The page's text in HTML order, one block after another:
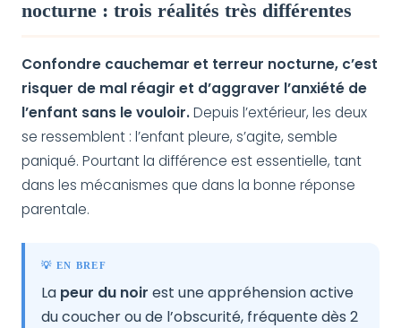
nocturne : trois réalités très différentes
Confondre cauchemar et terreur nocturne, c’est
risquer de mal réagir et d’aggraver l’anxiété de
l’enfant sans le vouloir.Depuis l’extérieur, les deux
se ressemblent : l’enfant pleure, s’agite, semble
paniqué. Pourtant la différence est essentielle, tant
dans les mécanismes que dans la bonne réponse
parentale.
💡 EN BREF
La peur du noir est une appréhension active
du coucher ou de l’obscurité, fréquente dès 2